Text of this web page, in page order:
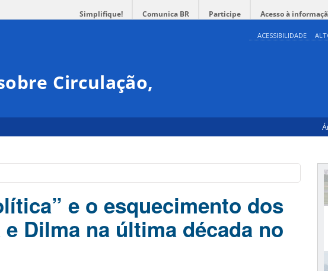
Simplifique! Comunica BR Participe Acesso à
ACESSIBILIDADE
Circulação,
e o esquecimento dos
Dilma na última década no